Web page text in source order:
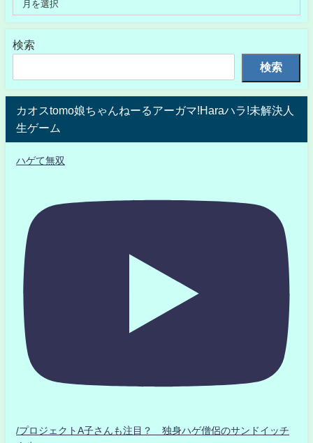
検索
検索
カオスtomo娘ちゃんねーるアーガマ!Haraハラ!未解決人
生ゲーム
ハゲて無双
/プロジェクトA子さんも注目？ 独身ハゲ僧侶のサンドイッチ